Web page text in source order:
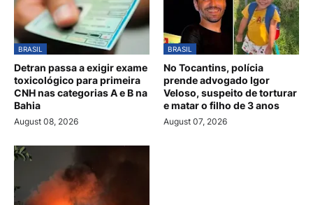
BRASIL
Detran passa a exigir exame
toxicológico para primeira
CNH nas categorias A e B na
Bahia
August 08, 2026
BRASIL
No Tocantins, polícia
prende advogado Igor
Veloso, suspeito de torturar
e matar o filho de 3 anos
August 07, 2026